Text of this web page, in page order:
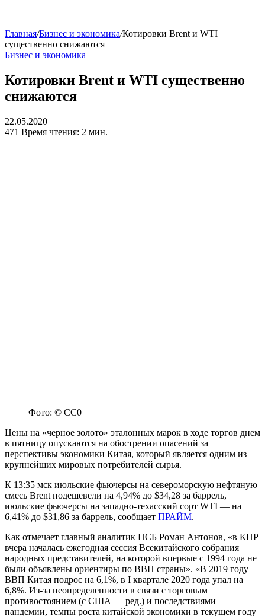
Главная/Бизнес и экономика/Котировки Brent и WTI
существенно снижаются
Бизнес и экономика
Котировки Brent и WTI существенно
снижаются
22.05.2020
471 Время чтения: 2 мин.
Фото: © СС0
Цены на «черное золото» эталонных марок в ходе торгов днем
в пятницу опускаются на обострении опасений за
перспективы экономики Китая, который является одним из
крупнейших мировых потребителей сырья.
К 13:35 мск июльские фьючерсы на североморскую нефтяную
смесь Brent подешевели на 4,94% до $34,28 за баррель,
июльские фьючерсы на западно-техасский сорт WTI — на
6,41% до $31,86 за баррель, сообщает ПРАЙМ.
Как отмечает главный аналитик ПСБ Роман Антонов, «в КНР
вчера началась ежегодная сессия Всекитайского собрания
народных представителей, на которой впервые с 1994 года не
были объявлены ориентиры по ВВП страны». «В 2019 году
ВВП Китая подрос на 6,1%, в I квартале 2020 года упал на
6,8%. Из-за неопределенности в связи с торговым
противостоянием (с США — ред.) и последствиями
пандемии, темпы роста китайской экономики в текущем году